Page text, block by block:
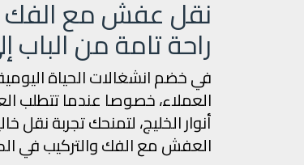
نقل عفش مع الفك
راحة تامة من الباب
في خضم انشغالات الحياة
العملاء، خصوصا عندما تتطلب
أنوار الخليج، لتمنحك تجربة
العفش مع الفك والتركيب في